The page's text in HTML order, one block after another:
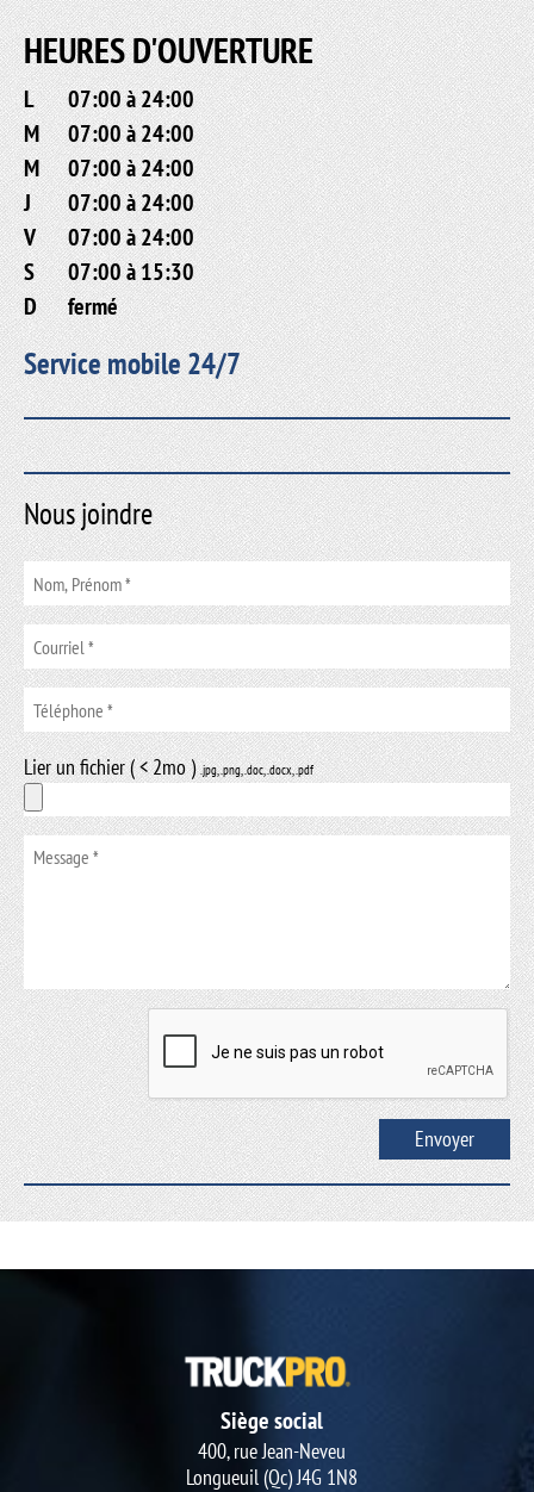
HEURES D'OUVERTURE
L
07:00 à 24:00
M
07:00 à 24:00
M
07:00 à 24:00
J
07:00 à 24:00
V
07:00 à 24:00
S
07:00 à 15:30
D
fermé
Service mobile 24/7
Nous joindre
Lier un fichier ( < 2mo ).jpg, .png, .doc, .docx, .pdf
Siège social
400, rue Jean-Neveu
Longueuil (Qc) J4G 1N8